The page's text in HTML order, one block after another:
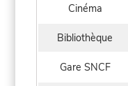
Cinéma
Bibliothèque
Gare SNCF